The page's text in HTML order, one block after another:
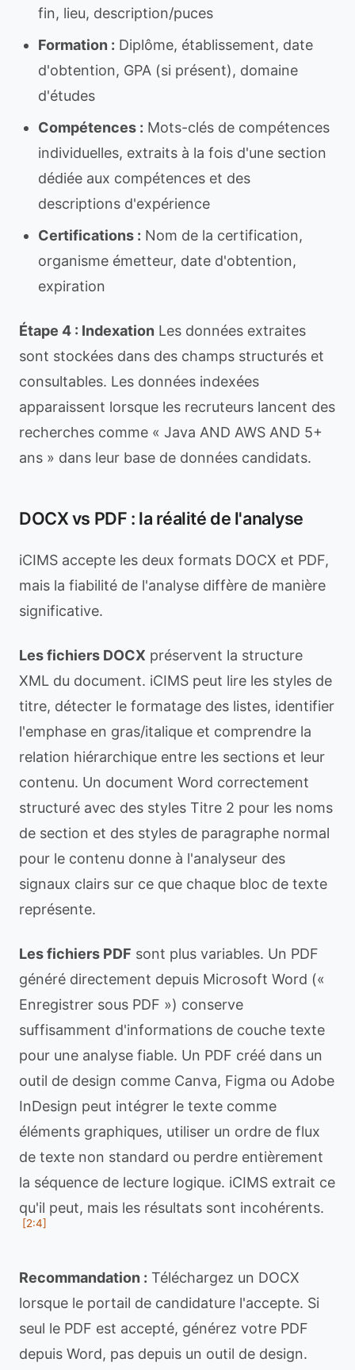
fin, lieu, description/puces
Formation : Diplôme, établissement, date
d'obtention, GPA (si présent), domaine
d'études
Compétences : Mots-clés de compétences
individuelles, extraits à la fois d'une section
dédiée aux compétences et des
descriptions d'expérience
Certifications : Nom de la certification,
organisme émetteur, date d'obtention,
expiration
Étape 4 : Indexation Les données extraites
sont stockées dans des champs structurés et
consultables. Les données indexées
apparaissent lorsque les recruteurs lancent des
recherches comme « Java AND AWS AND 5+
ans » dans leur base de données candidats.
DOCX vs PDF : la réalité de l'analyse
iCIMS accepte les deux formats DOCX et PDF,
mais la fiabilité de l'analyse diffère de manière
significative.
Les fichiers DOCX préservent la structure
XML du document. iCIMS peut lire les styles de
titre, détecter le formatage des listes, identifier
l'emphase en gras/italique et comprendre la
relation hiérarchique entre les sections et leur
contenu. Un document Word correctement
structuré avec des styles Titre 2 pour les noms
de section et des styles de paragraphe normal
pour le contenu donne à l'analyseur des
signaux clairs sur ce que chaque bloc de texte
représente.
Les fichiers PDF sont plus variables. Un PDF
généré directement depuis Microsoft Word («
Enregistrer sous PDF ») conserve
suffisamment d'informations de couche texte
pour une analyse fiable. Un PDF créé dans un
outil de design comme Canva, Figma ou Adobe
InDesign peut intégrer le texte comme
éléments graphiques, utiliser un ordre de flux
de texte non standard ou perdre entièrement
la séquence de lecture logique. iCIMS extrait ce
qu'il peut, mais les résultats sont incohérents.
[2:4]
Recommandation : Téléchargez un DOCX
lorsque le portail de candidature l'accepte. Si
seul le PDF est accepté, générez votre PDF
depuis Word, pas depuis un outil de design.